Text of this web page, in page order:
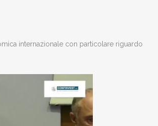
internazionale con particolare riguardo